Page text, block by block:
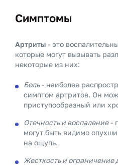
Симптомы
Артриты - это
которые могут вызывать
некоторые из них:
Боль- наиболее
симптом артритов. Он
приступообразный или
Отечность и воспаление-
могут быть видимо
на ощупь.
Жесткость и ограничение